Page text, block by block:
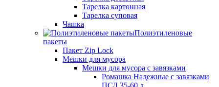
Тарелка картонная
Тарелка суповая
Чашка
Полиэтиленовые
пакеты
Пакет Zip Lock
Мешки для мусора
Мешки для мусора с завязками
Ромашка Надежные с завязками
ПСД 35-60 л